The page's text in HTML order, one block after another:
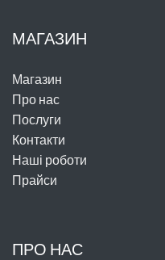
МАГАЗИН
Магазин
Про нас
Послуги
Контакти
Наші роботи
Прайси
ПРО НАС